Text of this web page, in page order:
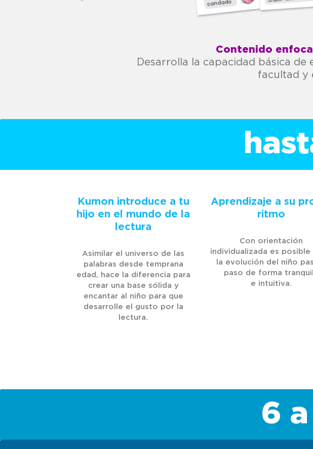
Contenido
Desarrolla la capacidad básica
facultad y
Kumon introduce a tu
hijo en el mundo de la
lectura
Asimilar el universo de las
palabras desde temprana
edad, hace la diferencia para
crear una base sólida y
encantar al niño para que
desarrolle el gusto por la
Aprendizaje a su
ritmo
Con orientación
individualizada es posible
la evolución del niño
paso de forma
6